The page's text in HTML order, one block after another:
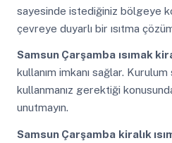
sayesinde istediğiniz bölgeye
çevreye duyarlı bir ısıtma
Samsun Çarşamba ısımak
kullanım imkanı sağlar. Kurulum
kullanmanız gerektiği
unutmayın.
Samsun Çarşamba kiralık